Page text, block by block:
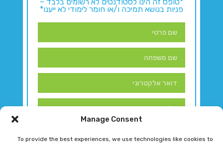
Manage Consent
To provide the best experiences, we use technologies like cookies to
פניות בנושא תמיכה ו/או חומר לימודי לא ייענו*